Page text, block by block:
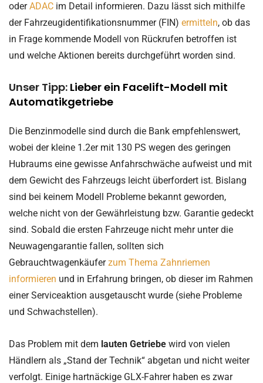
oderADAC im Detail informieren. Dazu lässt sich mithilfe
der Fahrzeugidentifikationsnummer (FIN) ermitteln, ob das
in Frage kommende Modell von Rückrufen betroffen ist
und welche Aktionen bereits durchgeführt worden sind.
Unser Tipp: Lieber ein Facelift-Modell mit
Automatikgetriebe
Die Benzinmodelle sind durch die Bank empfehlenswert,
wobei der kleine 1.2er mit 130 PS wegen des geringen
Hubraums eine gewisse Anfahrschwäche aufweist und mit
dem Gewicht des Fahrzeugs leicht überfordert ist. Bislang
sind bei keinem Modell Probleme bekannt geworden,
welche nicht von der Gewährleistung bzw. Garantie gedeckt
sind. Sobald die ersten Fahrzeuge nicht mehr unter die
Neuwagengarantie fallen, sollten sich
Gebrauchtwagenkäuferzum Thema Zahnriemen
informieren und in Erfahrung bringen, ob dieser im Rahmen
einer Serviceaktion ausgetauscht wurde (siehe Probleme
und Schwachstellen).
Das Problem mit dem lauten Getriebe wird von vielen
Händlern als „Stand der Technik“ abgetan und nicht weiter
verfolgt. Einige hartnäckige GLX-Fahrer haben es zwar